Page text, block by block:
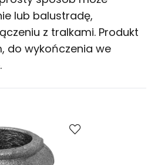
lub balustradę,
z tralkami. Produkt
do wykończenia we